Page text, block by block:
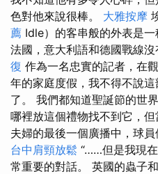
色對他來說很棒。 大雅按摩
薦 Idle）的客串般的外表是
法國，意大利語和德國戰線沒
復 作為一名忠實的記者，在
年的家庭度假，我不得不說
了。 我們都知道聖誕節的世
哪裡放這個禮物找不到它，但
夫婦的最後一個廣播中，球員
台中肩頸放鬆 “……但是我現
常重要的對話。 英國的蟲子